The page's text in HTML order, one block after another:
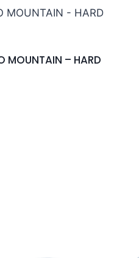
MOUNTAIN – HARD